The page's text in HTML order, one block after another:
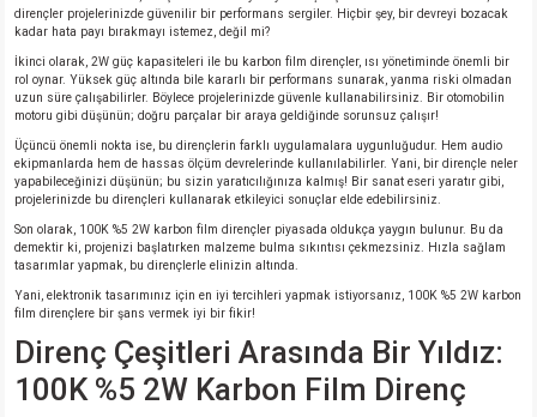
dirençler projelerinizde güvenilir bir performans sergiler. Hiçbir şey, bir devreyi bozacak
kadar hata payı bırakmayı istemez, değil mi?
İkinci olarak, 2W güç kapasiteleri ile bu karbon film dirençler, ısı yönetiminde önemli bir
rol oynar. Yüksek güç altında bile kararlı bir performans sunarak, yanma riski olmadan
uzun süre çalışabilirler. Böylece projelerinizde güvenle kullanabilirsiniz. Bir otomobilin
motoru gibi düşünün; doğru parçalar bir araya geldiğinde sorunsuz çalışır!
Üçüncü önemli nokta ise, bu dirençlerin farklı uygulamalara uygunluğudur. Hem audio
ekipmanlarda hem de hassas ölçüm devrelerinde kullanılabilirler. Yani, bir dirençle neler
yapabileceğinizi düşünün; bu sizin yaratıcılığınıza kalmış! Bir sanat eseri yaratır gibi,
projelerinizde bu dirençleri kullanarak etkileyici sonuçlar elde edebilirsiniz.
Son olarak, 100K %5 2W karbon film dirençler piyasada oldukça yaygın bulunur. Bu da
demektir ki, projenizi başlatırken malzeme bulma sıkıntısı çekmezsiniz. Hızla sağlam
tasarımlar yapmak, bu dirençlerle elinizin altında.
Yani, elektronik tasarımınız için en iyi tercihleri yapmak istiyorsanız, 100K %5 2W karbon
film dirençlere bir şans vermek iyi bir fikir!
Direnç Çeşitleri Arasında Bir Yıldız:
100K %5 2W Karbon Film Direnç